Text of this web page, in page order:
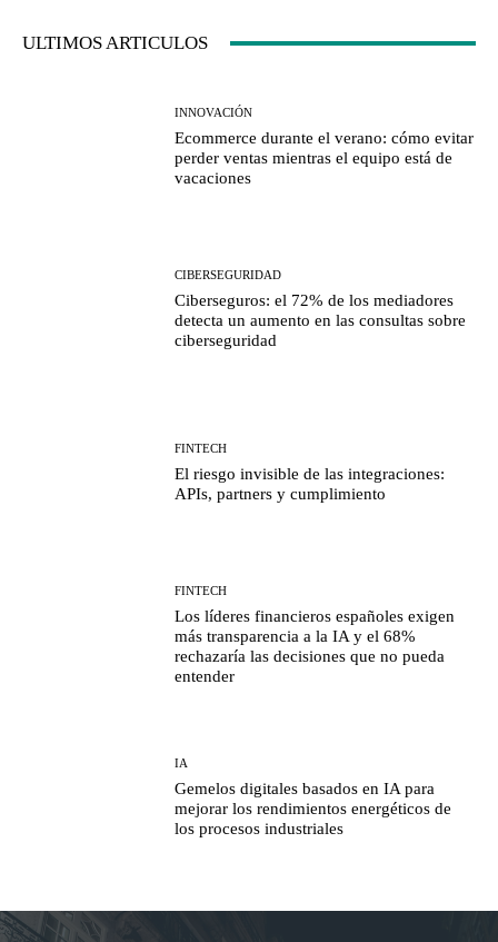
ULTIMOS ARTICULOS
INNOVACIÓN
Ecommerce durante el verano: cómo evitar
perder ventas mientras el equipo está de
vacaciones
CIBERSEGURIDAD
Ciberseguros: el 72% de los mediadores
detecta un aumento en las consultas sobre
ciberseguridad
FINTECH
El riesgo invisible de las integraciones:
APIs, partners y cumplimiento
FINTECH
Los líderes financieros españoles exigen
más transparencia a la IA y el 68%
rechazaría las decisiones que no pueda
entender
IA
Gemelos digitales basados en IA para
mejorar los rendimientos energéticos de
los procesos industriales